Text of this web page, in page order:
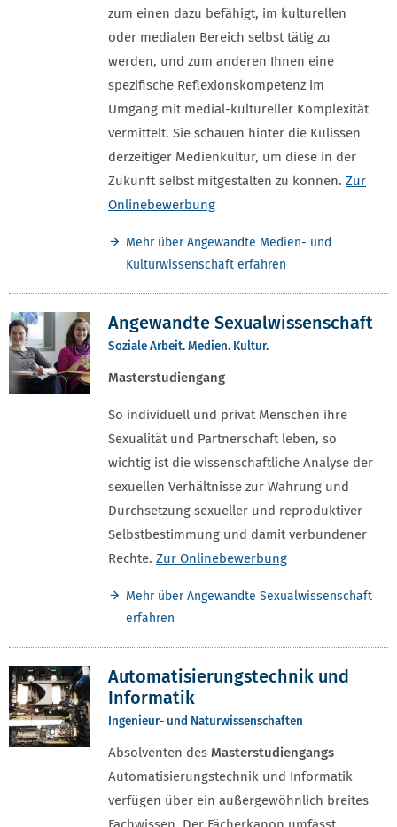
zum einen dazu befähigt, im kulturellen
oder medialen Bereich selbst tätig zu
werden, und zum anderen Ihnen eine
spezifische Reflexionskompetenz im
Umgang mit medial-kultureller Komplexität
vermittelt. Sie schauen hinter die Kulissen
derzeitiger Medienkultur, um diese in der
Zukunft selbst mitgestalten zu können. Zur
Onlinebewerbung
Mehr über Angewandte Medien- und
Kulturwissenschaft erfahren
Angewandte Sexualwissenschaft
Soziale Arbeit. Medien. Kultur.
Masterstudiengang
So individuell und privat Menschen ihre
Sexualität und Partnerschaft leben, so
wichtig ist die wissenschaftliche Analyse der
sexuellen Verhältnisse zur Wahrung und
Durchsetzung sexueller und reproduktiver
Selbstbestimmung und damit verbundener
Rechte. Zur Onlinebewerbung
Mehr über Angewandte Sexualwissenschaft
erfahren
Automatisierungstechnik und
Informatik
Ingenieur- und Naturwissenschaften
Absolventen des Masterstudiengangs
Automatisierungstechnik und Informatik
verfügen über ein außergewöhnlich breites